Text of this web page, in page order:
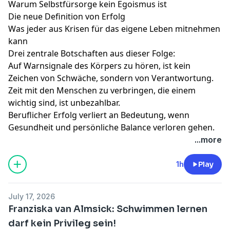
Warum Selbstfürsorge kein Egoismus ist
Die neue Definition von Erfolg
Was jeder aus Krisen für das eigene Leben mitnehmen
kann
Drei zentrale Botschaften aus dieser Folge:
Auf Warnsignale des Körpers zu hören, ist kein
Zeichen von Schwäche, sondern von Verantwortung.
Zeit mit den Menschen zu verbringen, die einem
wichtig sind, ist unbezahlbar.
Beruflicher Erfolg verliert an Bedeutung, wenn
Gesundheit und persönliche Balance verloren gehen.
...more
1h Play
July 17, 2026
Franziska van Almsick: Schwimmen lernen
darf kein Privileg sein!